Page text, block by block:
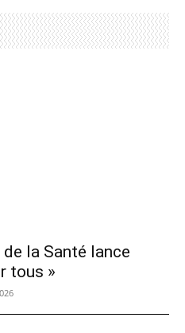
la Santé lance
tous »